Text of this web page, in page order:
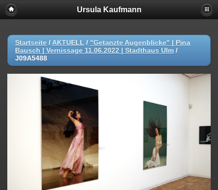
Ursula Kaufmann
Startseite / AKTUELL / "Getanzte Augenblicke" | Pina
Bausch | Vernissage 11.06.2022 | Stadthaus Ulm /
J09A5488